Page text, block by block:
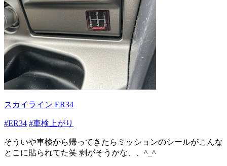
スカイライン ER34
#ER34 #車検上がり
そういや車検から帰ってきたらミッションのシールがこんな
とこに貼られてた笑 剥がそうかな、、^_^